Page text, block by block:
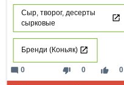
Сыр, творог, десерты
сырковые
Бренди (Коньяк)
thumb_down 0 thumb_up 0
mode_comment 0